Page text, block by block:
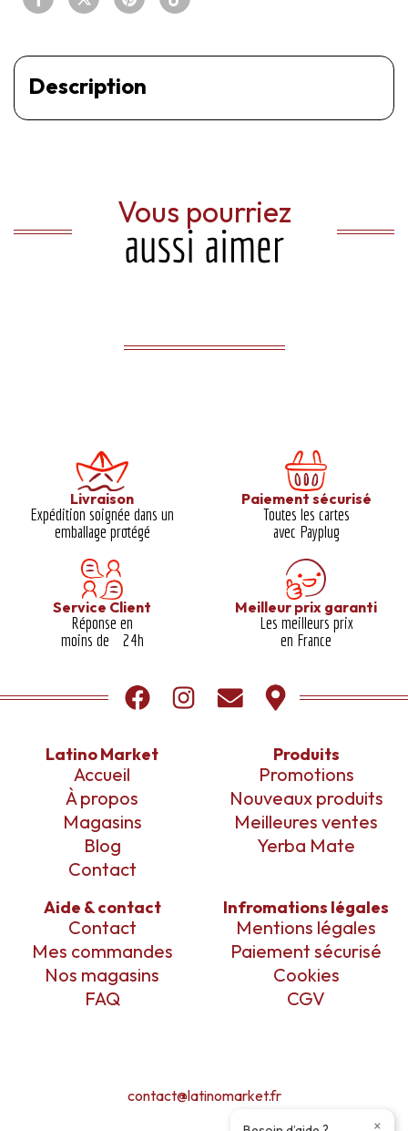
Description
Vous pourriez
aussi aimer
Livraison
Expédition soignée dans un
emballage protégé​
Paiement sécurisé
Toutes les cartes
avec Payplug
Service Client
Réponse en
moins de 24h
Meilleur prix garanti​
Les meilleurs prix
en France
Latino Market
Accueil
À propos
Magasins
Blog
Contact
Produits
Promotions
Nouveaux produits
Meilleures ventes
Yerba Mate
Aide & contact
Contact
Mes commandes
Nos magasins
FAQ
Infromations légales
Mentions légales
Paiement sécurisé
Cookies
CGV
contact@latinomarket.fr
×